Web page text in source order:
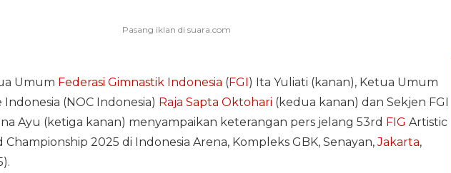
Umum Federasi Gimnastik Indonesia (FGI ) Ita Yuliati (kanan), Ketua Umum
(NOC Indonesia) Raja Sapta Oktohari (kedua kanan) dan Sekjen FGI
Ayu (ketiga kanan) menyampaikan keterangan pers jelang 53rd FIG Artistic
Championship 2025 di Indonesia Arena, Kompleks GBK, Senayan,Jakarta,